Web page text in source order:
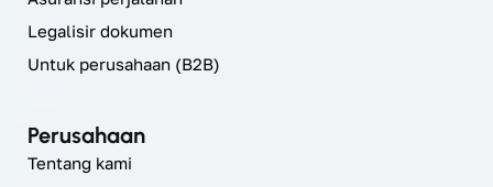
Legalisir dokumen
Untuk perusahaan (B2B)
Perusahaan
Tentang kami